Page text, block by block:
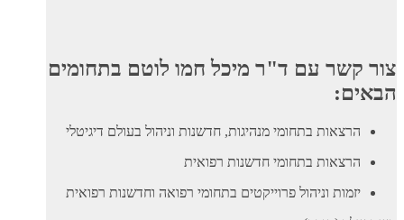
צור קשר עם ד"ר מיכל חמו לוטם בתחומים
הבאים:
הרצאות בתחומי מנהיגות, חדשנות וניהול בעולם דיגיטלי
הרצאות בתחומי חדשנות רפואית
יזמות וניהול פרוייקטים בתחומי רפואה וחדשנות רפואית